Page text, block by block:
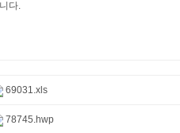
다.
69031.xls
78745.hwp